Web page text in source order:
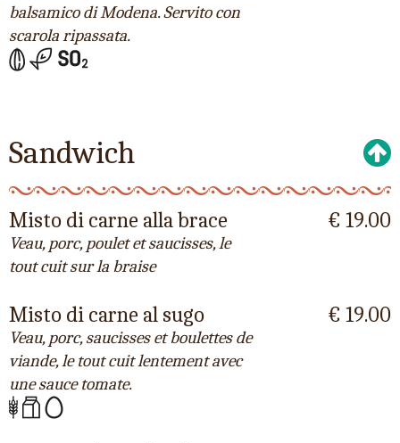
balsamico di Modena. Servito con
scarola ripassata.
Sandwich
Misto di carne alla brace
Veau, porc, poulet et saucisses, le
tout cuit sur la braise
€ 19.00
Misto di carne al sugo
Veau, porc, saucisses et boulettes de
viande, le tout cuit lentement avec
une sauce tomate.
€ 19.00